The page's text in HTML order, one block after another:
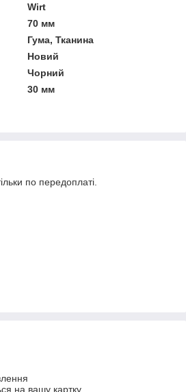
Wirt
70 мм
Гума, Тканина
Новий
Чорний
30 мм
по передоплаті.
на вашу картку